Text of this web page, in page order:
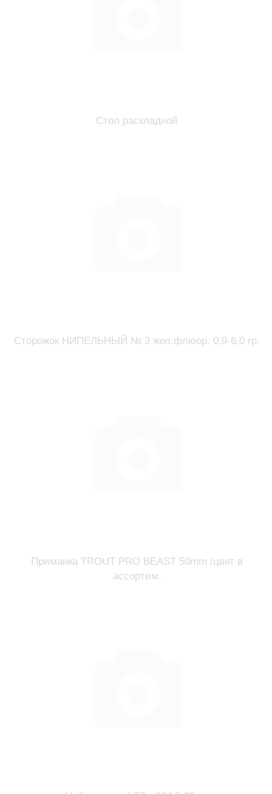
Стол раскладной
Сторожок НИПЕЛЬНЫЙ № 3 жел.флюор. 0,9-6,0 гр.
Приманка TROUT PRO BEAST 50mm /цвет в
ассортим.